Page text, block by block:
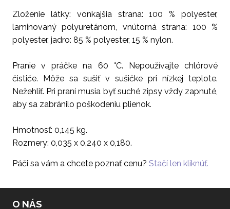
Zloženie látky: vonkajšia strana: 100 % polyester,
laminovaný polyuretánom, vnútorná strana: 100 %
polyester, jadro: 85 % polyester, 15 % nylon.
Pranie v práčke na 60 °C. Nepoužívajte chlórové
čističe. Môže sa sušiť v sušičke pri nízkej teplote.
Nežehliť. Pri praní musia byť suché zipsy vždy zapnuté,
aby sa zabránilo poškodeniu plienok.
Hmotnosť: 0,145 kg.
Rozmery: 0,035 x 0,240 x 0,180.
Páči sa vám a chcete poznať cenu? Stačí len kliknúť.
O NÁS